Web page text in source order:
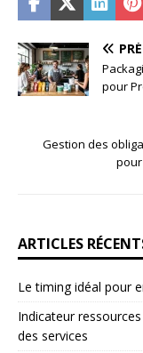
pour
Gestion des
ARTICLES
Le timing idéal pour
Indicateur
des services